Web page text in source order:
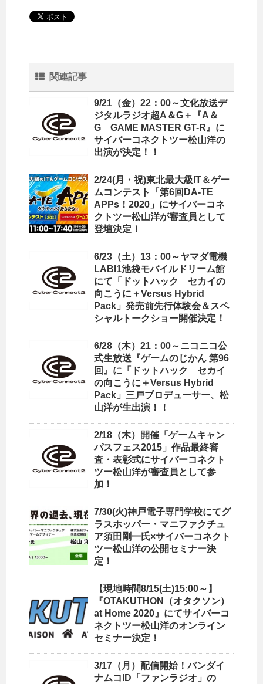
関連記事
9/21（金）22：00～文化放送デ
ジタルラジオ超A＆G＋『A＆
G GAME MASTER GT-R』に
サイバーコネクトツー松山洋の
出演が決定！！
2/24(月・祝)東北最大級IT＆ゲー
ムコンテスト「第6回DA-TE
APPs！2020」にサイバーコネ
クトツー松山洋が審査員として
登壇決定！
6/23（土）13：00～ヤマダ電機
LABI1池袋モバイルドリーム館
にて「ドットハック セカイの
向こうに＋Versus Hybrid
Pack」発売前先行体験会＆スペ
シャルトークショー開催決定！
6/28（木）21：00～ニコニコ公
式生放送『ゲームのじかん 第96
回』に「ドットハック セカイ
の向こうに＋Versus Hybrid
Pack」三戸プロデューサー、松
山洋が生出演！！
2/18（木）開催「ゲームキャン
パスフェス2015」作品最終審
査・表彰式にサイバーコネクト
ツー松山洋が審査員として参
加！
7/30(火)神戸電子専門学校にてグ
ラスホッパー・マニファクチュ
ア須田剛一氏×サイバーコネクト
ツー松山洋の公開セミナー決
定！
【現地時間8/15(土)15:00～】
『OTAKUTHON（オタクソン）
at Home 2020』にてサイバーコ
ネクトツー松山洋のオンライン
セミナー決定！
3/17（月）配信開始！バンダイ
ナムコID「ファンラジオ」の